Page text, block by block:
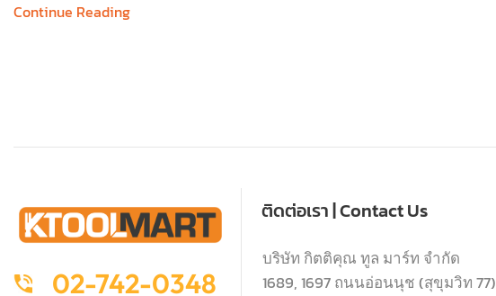
Continue Reading
02-742-0348
ติดต่อเรา | Contact Us
บริษัท กิตติคุณ ทูล มาร์ท จำกัด
1689, 1697 ถนนอ่อนนุช (สุขุมวิท 77)